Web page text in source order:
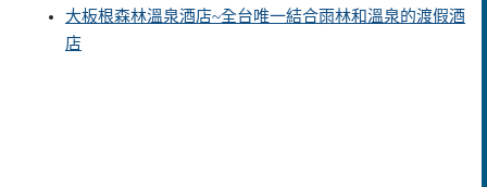
大板根森林溫泉酒店~全台唯一結合雨林和溫泉的渡假酒
店